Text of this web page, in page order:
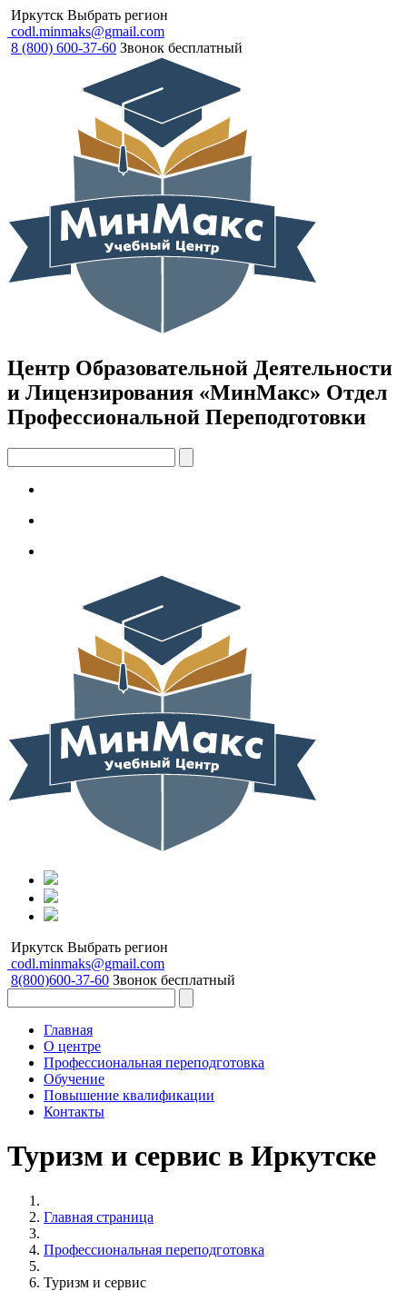
Иркутск Выбрать регион
codl.minmaks@gmail.com
8 (800) 600-37-60 Звонок бесплатный
Центр Образовательной Деятельности
и Лицензирования «МинМакс» Отдел
Профессиональной Переподготовки
Иркутск Выбрать регион
codl.minmaks@gmail.com
8(800)600-37-60 Звонок бесплатный
Главная
О центре
Профессиональная переподготовка
Обучение
Повышение квалификации
Контакты
Туризм и сервис в Иркутске
Главная страница
Профессиональная переподготовка
Туризм и сервис